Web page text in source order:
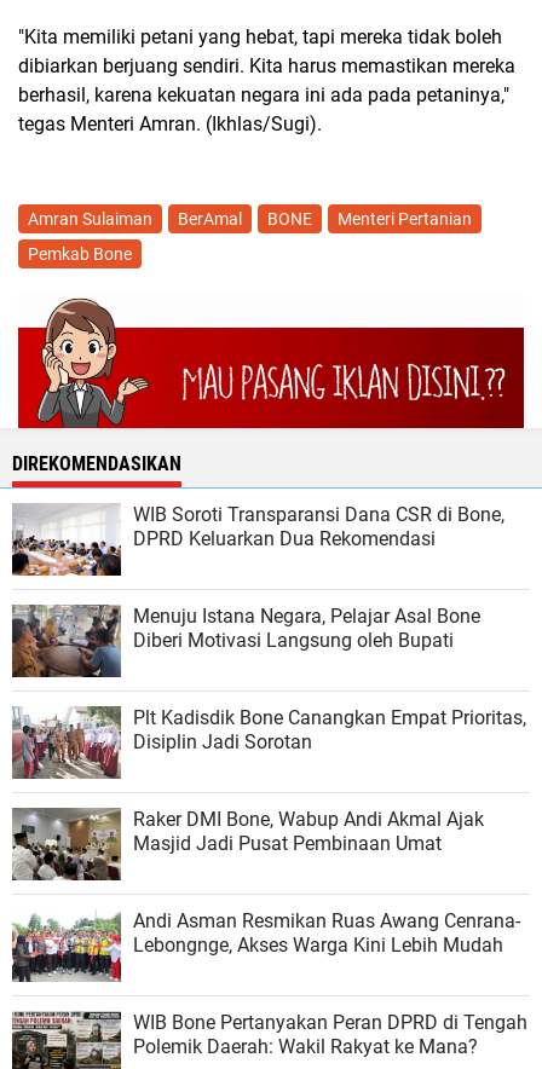
"Kita memiliki petani yang hebat, tapi mereka tidak boleh
dibiarkan berjuang sendiri. Kita harus memastikan mereka
berhasil, karena kekuatan negara ini ada pada petaninya,"
tegas Menteri Amran. (Ikhlas/Sugi).
Amran Sulaiman BerAmal BONE
Menteri Pertanian
Pemkab Bone
DIREKOMENDASIKAN
WIB Soroti Transparansi Dana CSR di Bone,
DPRD Keluarkan Dua Rekomendasi
Menuju Istana Negara, Pelajar Asal Bone
Diberi Motivasi Langsung oleh Bupati
Plt Kadisdik Bone Canangkan Empat Prioritas,
Disiplin Jadi Sorotan
Raker DMI Bone, Wabup Andi Akmal Ajak
Masjid Jadi Pusat Pembinaan Umat
Andi Asman Resmikan Ruas Awang Cenrana-
Lebongnge, Akses Warga Kini Lebih Mudah
WIB Bone Pertanyakan Peran DPRD di Tengah
Polemik Daerah: Wakil Rakyat ke Mana?